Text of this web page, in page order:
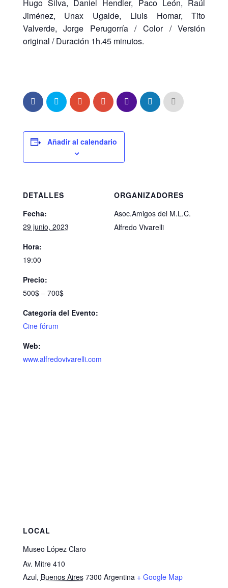
Hugo Silva, Daniel Hendler, Paco León, Raúl
Jiménez, Unax Ugalde, Lluis Homar, Tito
Valverde, Jorge Perugorría / Color / Versión
original / Duración 1h.45 minutos.
Añadir al calendario
DETALLES
Fecha:
29 junio, 2023
Hora:
19:00
Precio:
500$ – 700$
Categoría del Evento:
Cine fórum
Web:
www.alfredovivarelli.com
ORGANIZADORES
Asoc.Amigos del M.L.C.
Alfredo Vivarelli
LOCAL
Museo López Claro
Av. Mitre 410
Azul, Buenos Aires 7300 Argentina + Google Map